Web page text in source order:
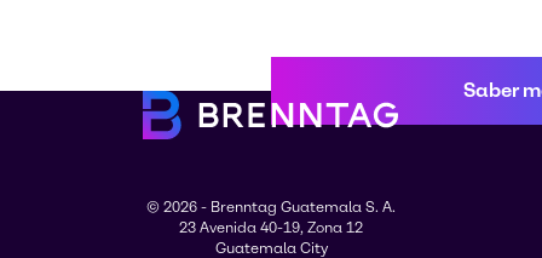
Saber
© 2026 - Brenntag Guatemala S. A.
23 Avenida 40-19, Zona 12
Guatemala City